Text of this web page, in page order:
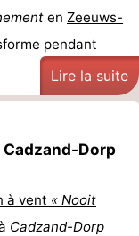
en Zeeuws-
pendant
Lire la suite
Dorp
à vent « Nooit
Cadzand-Dorp